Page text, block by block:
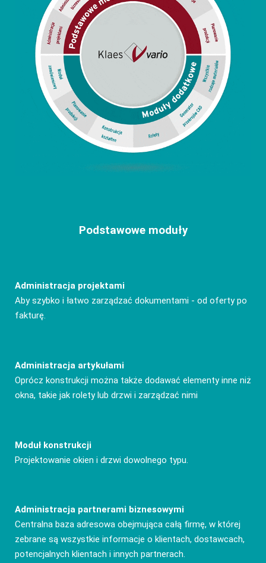
Podstawowe moduły
Administracja projektami
Aby szybko i łatwo zarządzać dokumentami - od oferty po
fakturę.
Administracja artykułami
Oprócz konstrukcji można także dodawać elementy inne niż
okna, takie jak rolety lub drzwi i zarządzać nimi
Moduł konstrukcji
Projektowanie okien i drzwi dowolnego typu.
Administracja partnerami biznesowymi
Centralna baza adresowa obejmująca całą firmę, w której
zebrane są wszystkie informacje o klientach, dostawcach,
potencjalnych klientach i innych partnerach.